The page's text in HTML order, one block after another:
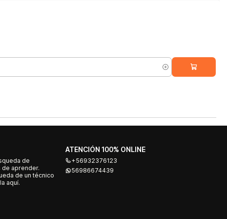
de
de aprender.
de un técnico
aquí.
ATENCIÓN 100% ONLINE
+56932376123
56986674439